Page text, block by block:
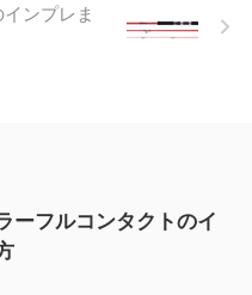
ンプレま
ーフルコンタクトのイ